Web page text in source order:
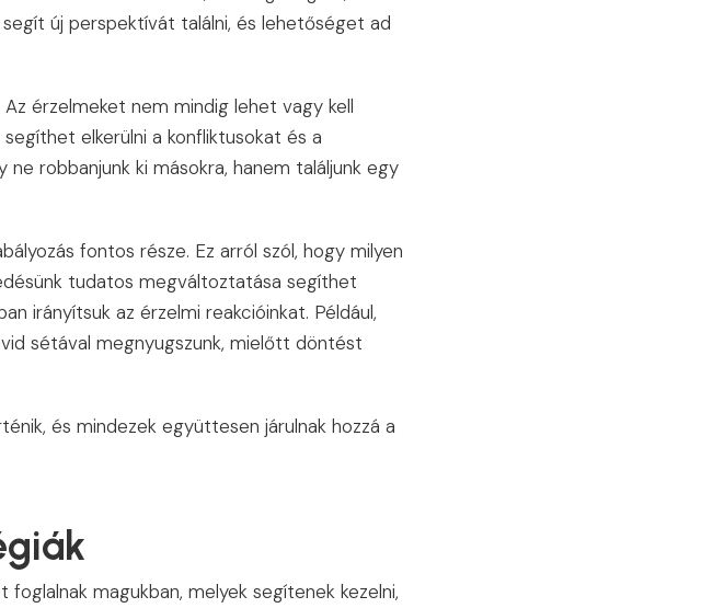
új perspektívát találni, és lehetőséget ad
érzelmeket nem mindig lehet vagy kell
elkerülni a konfliktusokat és a
robbanjunk ki másokra, hanem találjunk egy
fontos része. Ez arról szól, hogy milyen
tudatos megváltoztatása segíthet
irányítsuk az érzelmi reakcióinkat. Például,
sétával megnyugszunk, mielőtt döntést
és mindezek együttesen járulnak hozzá a
magukban, melyek segítenek kezelni,